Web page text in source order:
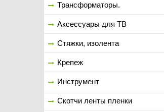
Трансформаторы.
Аксессуары для ТВ
Стяжки, изолента
Крепеж
Инструмент
Скотчи ленты пленки